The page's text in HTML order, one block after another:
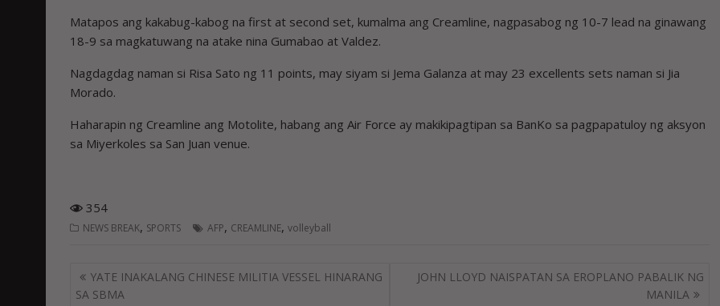
Matapos ang kakabug-kabog na first at second set, kumalma ang Creamline, nagpasabog ng 10-7 lead na ginawang
18-9 sa magkatuwang na atake nina Gumabao at Valdez.
Nagdagdag naman si Risa Sato ng 11 points, may siyam si Jema Galanza at may 23 excellents sets naman si Jia
Morado.
Haharapin ng Creamline ang Motolite, habang ang Air Force ay makikipagtipan sa BanKo sa pagpapatuloy ng aksyon
sa Miyerkoles sa San Juan venue.
354
NEWS BREAK, SPORTS AFP, CREAMLINE, volleyball
Post
navigation
YATE INAKALANG CHINESE MILITIA VESSEL HINARANG
SA SBMA
JOHN LLOYD NAISPATAN SA EROPLANO PABALIK NG
MANILA